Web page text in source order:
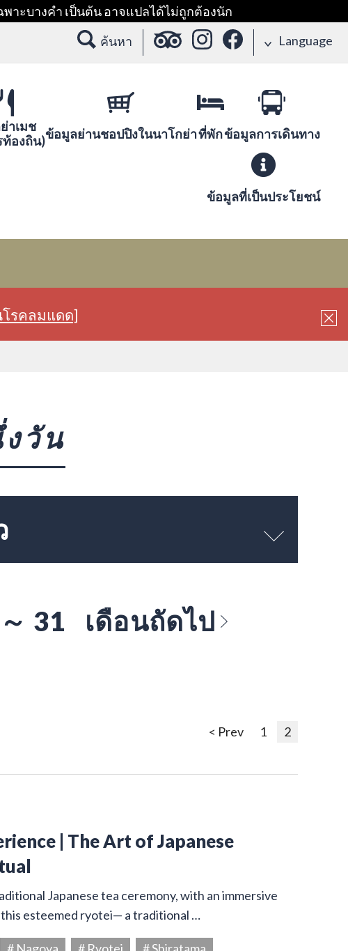
าะบางคำ เป็นต้น อาจแปลได้ไม่ถูกต้องนัก
ค้นหา Language
าเมช
องถิน)ข้อมูลย่านชอปปิงในนาโกย่าที่พักข้อมูลการเดินทาง
ข้อมูลที่เป็นประโยชน์
โรคลมแดด]
วัน
31 เดือนถัดไป
< Prev 1 2
| The Art of Japanese
Japanese tea ceremony, with an immersive
this esteemed ryotei— a traditional …